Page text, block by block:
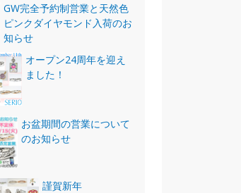
GW完全予約制営業と天然色
ピンクダイヤモンド入荷のお
知らせ
オープン24周年を迎え
ました！
お盆期間の営業について
のお知らせ
謹賀新年